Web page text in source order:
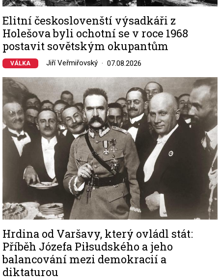
Elitní českoslovenští výsadkáři z
Holešova byli ochotní se v roce 1968
postavit sovětským okupantům
VÁLKA Jiří Veřmiřovský 07.08.2026
Image
Hrdina od Varšavy, který ovládl stát:
Příběh Józefa Piłsudského a jeho
balancování mezi demokracií a
diktaturou